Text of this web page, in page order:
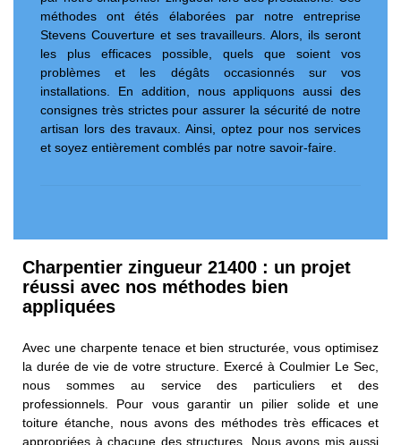
méthodes ont étés élaborées par notre entreprise
Stevens Couverture et ses travailleurs. Alors, ils seront
les plus efficaces possible, quels que soient vos
problèmes et les dégâts occasionnés sur vos
installations. En addition, nous appliquons aussi des
consignes très strictes pour assurer la sécurité de notre
artisan lors des travaux. Ainsi, optez pour nos services
et soyez entièrement comblés par notre savoir-faire.
Charpentier zingueur 21400 : un projet
réussi avec nos méthodes bien
appliquées
Avec une charpente tenace et bien structurée, vous optimisez
la durée de vie de votre structure. Exercé à Coulmier Le Sec,
nous sommes au service des particuliers et des
professionnels. Pour vous garantir un pilier solide et une
toiture étanche, nous avons des méthodes très efficaces et
appropriées à chacune des structures. Nous avons mis aussi